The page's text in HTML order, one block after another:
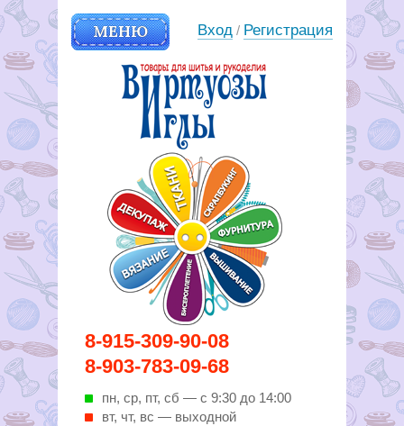
8-915-309-90-08
8-903-783-09-68
пн, ср, пт, cб — с 9:30 до 14:00
вт, чт, вс — выходной
МЕНЮ
Вирутозы иглы. Товары для
шитья и рукоделья
Вход / Регистрация